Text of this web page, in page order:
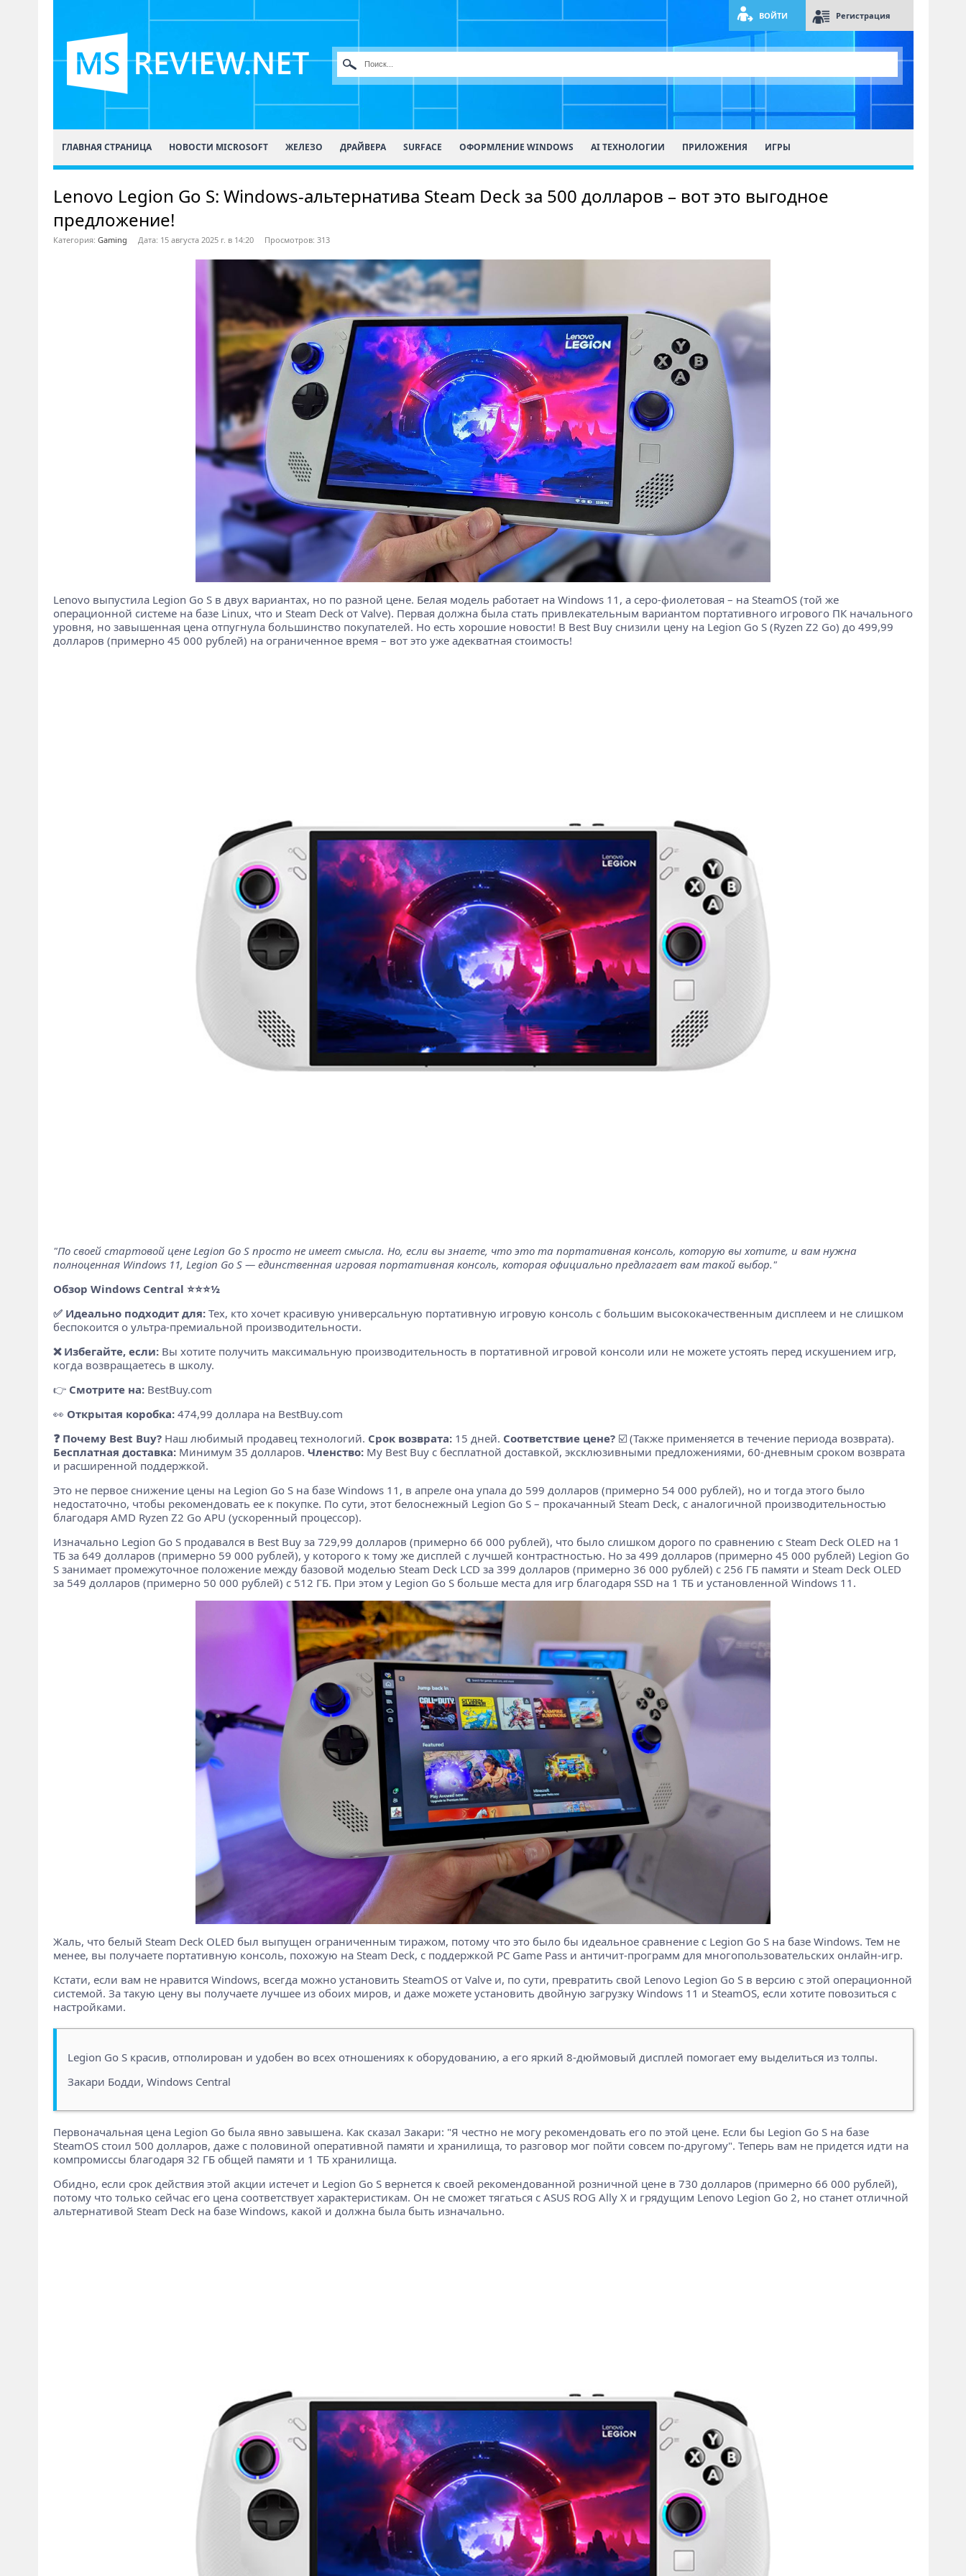
ВОЙТИ Регистрация
ГЛАВНАЯ СТРАНИЦА НОВОСТИ MICROSOFT ЖЕЛЕЗО ДРАЙВЕРА SURFACE ОФОРМЛЕНИЕ WINDOWS AI ТЕХНОЛОГИИ ПРИЛОЖЕНИЯ ИГРЫ
Lenovo Legion Go S: Windows-альтернатива Steam Deck за 500 долларов – вот это выгодное
предложение!
Категория: Gaming Дата: 15 августа 2025 г. в 14:20 Просмотров: 313
Lenovo выпустила Legion Go S в двух вариантах, но по разной цене. Белая модель работает на Windows 11, а серо-фиолетовая – на SteamOS (той же
операционной системе на базе Linux, что и Steam Deck от Valve). Первая должна была стать привлекательным вариантом портативного игрового ПК начального
уровня, но завышенная цена отпугнула большинство покупателей. Но есть хорошие новости! В Best Buy снизили цену на Legion Go S (Ryzen Z2 Go) до 499,99
долларов (примерно 45 000 рублей) на ограниченное время – вот это уже адекватная стоимость!
"По своей стартовой цене Legion Go S просто не имеет смысла. Но, если вы знаете, что это та портативная консоль, которую вы хотите, и вам нужна
полноценная Windows 11, Legion Go S — единственная игровая портативная консоль, которая официально предлагает вам такой выбор."
Обзор Windows Central ⭐⭐⭐½
✅ Идеально подходит для:Тех, кто хочет красивую универсальную портативную игровую консоль с большим высококачественным дисплеем и не слишком
беспокоится о ультра-премиальной производительности.
❌ Избегайте, если:Вы хотите получить максимальную производительность в портативной игровой консоли или не можете устоять перед искушением игр,
когда возвращаетесь в школу.
👉 Смотрите на:BestBuy.com
👀 Открытая коробка:474,99 доллара на BestBuy.com
❓ Почему Best Buy?Наш любимый продавец технологий. Срок возврата:15 дней. Соответствие цене?☑️ (Также применяется в течение периода возврата).
Бесплатная доставка:Минимум 35 долларов. Членство:My Best Buy с бесплатной доставкой, эксклюзивными предложениями, 60-дневным сроком возврата
и расширенной поддержкой.
Это не первое снижение цены на Legion Go S на базе Windows 11, в апреле она упала до 599 долларов (примерно 54 000 рублей), но и тогда этого было
недостаточно, чтобы рекомендовать ее к покупке. По сути, этот белоснежный Legion Go S – прокачанный Steam Deck, с аналогичной производительностью
благодаря AMD Ryzen Z2 Go APU (ускоренный процессор).
Изначально Legion Go S продавался в Best Buy за 729,99 долларов (примерно 66 000 рублей), что было слишком дорого по сравнению с Steam Deck OLED на 1
ТБ за 649 долларов (примерно 59 000 рублей), у которого к тому же дисплей с лучшей контрастностью. Но за 499 долларов (примерно 45 000 рублей) Legion Go
S занимает промежуточное положение между базовой моделью Steam Deck LCD за 399 долларов (примерно 36 000 рублей) с 256 ГБ памяти и Steam Deck OLED
за 549 долларов (примерно 50 000 рублей) с 512 ГБ. При этом у Legion Go S больше места для игр благодаря SSD на 1 ТБ и установленной Windows 11.
Жаль, что белый Steam Deck OLED был выпущен ограниченным тиражом, потому что это было бы идеальное сравнение с Legion Go S на базе Windows. Тем не
менее, вы получаете портативную консоль, похожую на Steam Deck, с поддержкой PC Game Pass и античит-программ для многопользовательских онлайн-игр.
Кстати, если вам не нравится Windows, всегда можно установить SteamOS от Valve и, по сути, превратить свой Lenovo Legion Go S в версию с этой операционной
системой. За такую цену вы получаете лучшее из обоих миров, и даже можете установить двойную загрузку Windows 11 и SteamOS, если хотите повозиться с
настройками.
Legion Go S красив, отполирован и удобен во всех отношениях к оборудованию, а его яркий 8-дюймовый дисплей помогает ему выделиться из толпы.
Закари Бодди, Windows Central
Первоначальная цена Legion Go была явно завышена. Как сказал Закари: "Я честно не могу рекомендовать его по этой цене. Если бы Legion Go S на базе
SteamOS стоил 500 долларов, даже с половиной оперативной памяти и хранилища, то разговор мог пойти совсем по-другому". Теперь вам не придется идти на
компромиссы благодаря 32 ГБ общей памяти и 1 ТБ хранилища.
Обидно, если срок действия этой акции истечет и Legion Go S вернется к своей рекомендованной розничной цене в 730 долларов (примерно 66 000 рублей),
потому что только сейчас его цена соответствует характеристикам. Он не сможет тягаться с ASUS ROG Ally X и грядущим Lenovo Legion Go 2, но станет отличной
альтернативой Steam Deck на базе Windows, какой и должна была быть изначально.